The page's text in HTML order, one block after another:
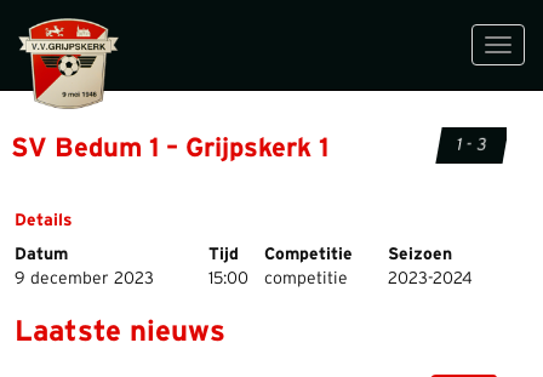
SV Bedum 1 – Grijpskerk 1 1 - 3
Details
Datum
Tijd Competitie
Seizoen
9 december 2023
15:00 competitie 2023-2024
Laatste nieuws